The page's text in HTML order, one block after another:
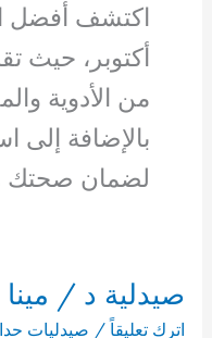
اكتشف أفضل
أكتوبر، حيث
من الأدوية
بالإضافة إلى
لضمان صحتك
صيدلية د / مينا
اترك تعليقاً / صيدليات